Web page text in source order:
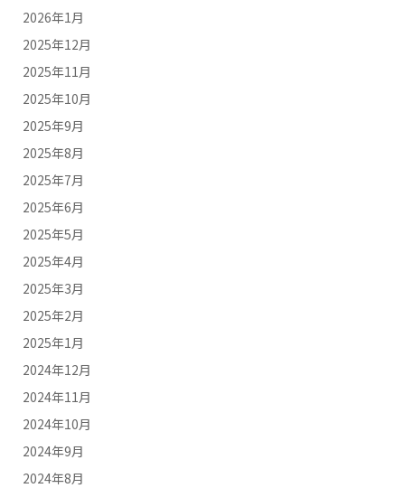
2026年1月
2025年12月
2025年11月
2025年10月
2025年9月
2025年8月
2025年7月
2025年6月
2025年5月
2025年4月
2025年3月
2025年2月
2025年1月
2024年12月
2024年11月
2024年10月
2024年9月
2024年8月